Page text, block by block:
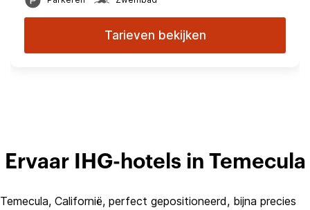
Tarieven bekijken
Ervaar IHG-hotels in Temecula
Temecula, Californië, perfect gepositioneerd, bijna precies